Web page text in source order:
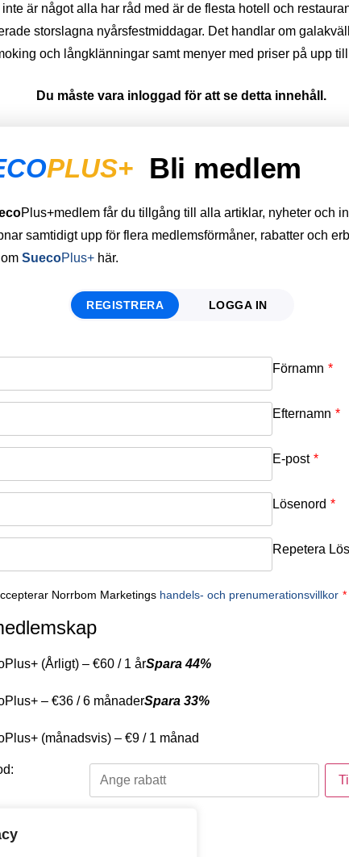
är något alla har råd med är de flesta hotell och
storslagna nyårsfestmiddagar. Det handlar om
och långklänningar samt menyer med priser på upp
Du måste vara inloggad för att se detta innehåll.
PLUS+ Bli medlem
Plus+medlem får du tillgång till alla artiklar, nyheter och
samtidigt upp för flera medlemsförmåner, rabatter och
SuecoPlus+ här.
REGISTRERA LOGGA IN
Förnamn *
Efternamn *
E-post *
Lösenord *
Repetera
Norrbom Marketings handels- och prenumerationsvillkor *
(Årligt) – €60 / 1 årSpara 44%
– €36 /6 månaderSpara 33%
(månadsvis) – €9 / 1 månad
betalningsmetod
Email
Password